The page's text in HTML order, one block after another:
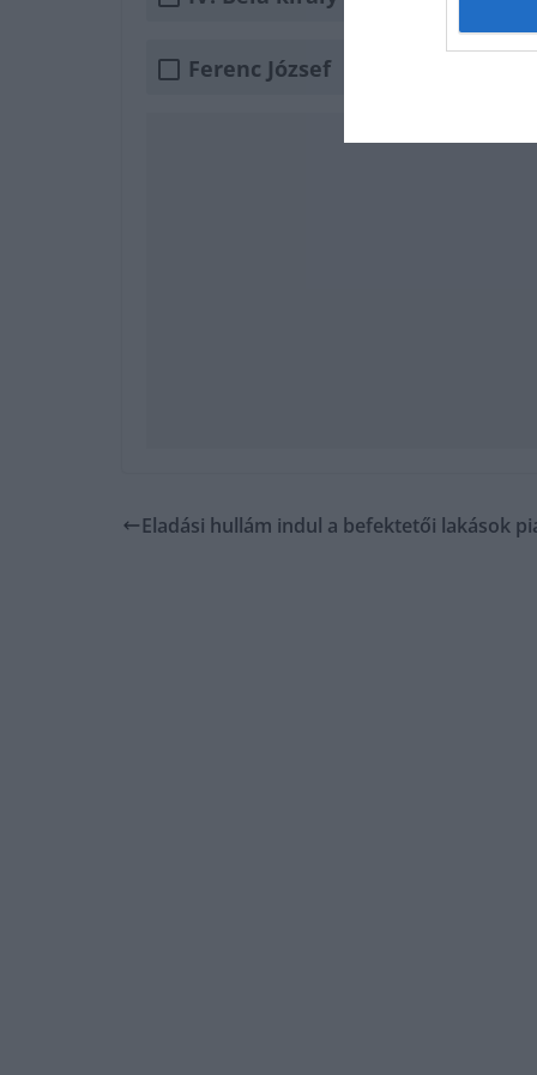
Ferenc József
Eladási hullám indul a befektetői lakások